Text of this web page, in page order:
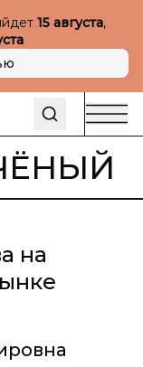
15 августа,
на